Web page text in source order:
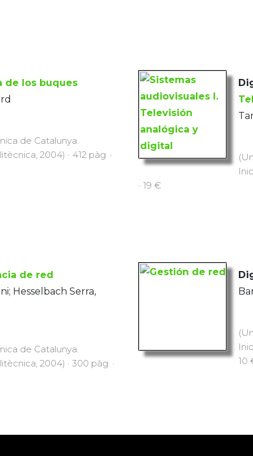
de los buques
de Catalunya.
2004) · 412 pàg. ·
· 19 €
de red
Hesselbach Serra,
de Catalunya.
2004) · 300 pàg. ·
10